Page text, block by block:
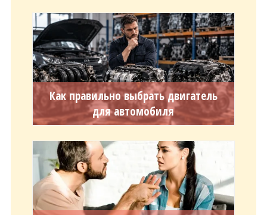
Как правильно выбрать двигатель
для автомобиля